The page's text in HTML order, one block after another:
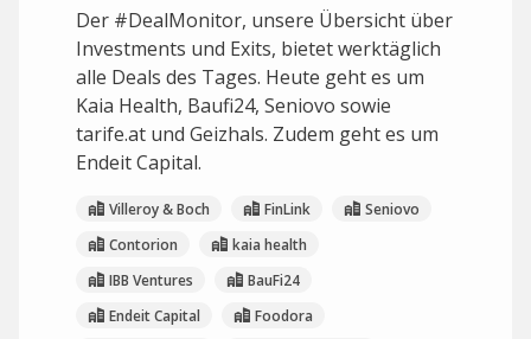
Der #DealMonitor, unsere Übersicht über
Investments und Exits, bietet werktäglich
alle Deals des Tages. Heute geht es um
Kaia Health, Baufi24, Seniovo sowie
tarife.at und Geizhals. Zudem geht es um
Endeit Capital.
Villeroy & Boch FinLink
Seniovo
Contorion
kaia health
IBB Ventures
BauFi24
Endeit Capital
Foodora